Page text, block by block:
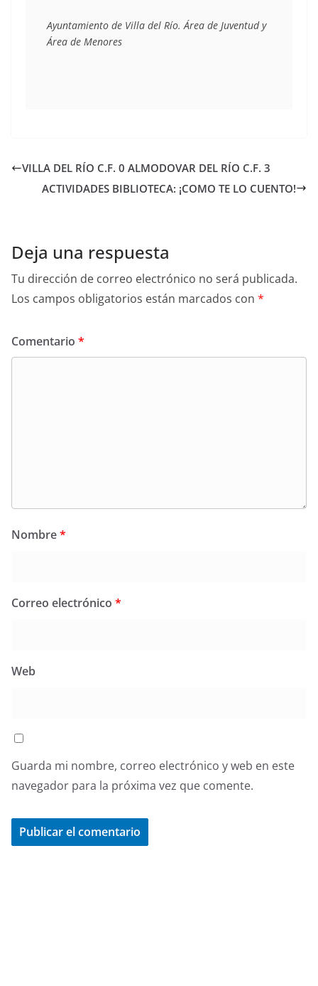
Ayuntamiento de Villa del Río. Área de Juventud y
Área de Menores
VILLA DEL RÍO C.F. 0 ALMODOVAR DEL RÍO C.F. 3
ACTIVIDADES BIBLIOTECA: ¡COMO TE LO CUENTO!
Deja una respuesta
Tu dirección de correo electrónico no será publicada.
Los campos obligatorios están marcados con *
Comentario *
Nombre*
Correo electrónico *
Web
Guarda mi nombre, correo electrónico y web en este
navegador para la próxima vez que comente.